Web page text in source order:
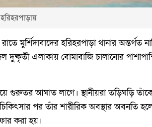
মুর্শিদাবাদের হরিহরপাড়া থানার
এলাকায় বোমাবাজি চালানোর
গুরুতর আঘাত লাগে। স্থানীয়রা তড়িঘড়ি তাঁকে
চিকিৎসার পর তাঁর শারীরিক অবস্থার অবনতি
করা হয়।